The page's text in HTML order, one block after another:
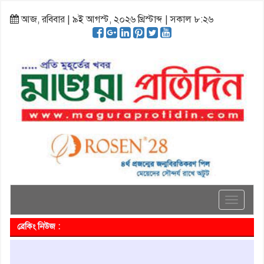
আজ, রবিবার | ৯ই আগস্ট, ২০২৬ খ্রিস্টাব্দ | সকাল ৮:২৬
Toggle
ব্রেকিং নিউজ :